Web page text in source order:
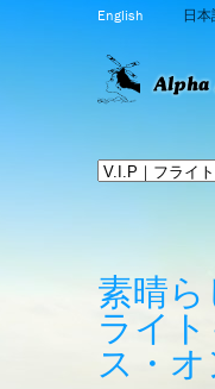
English 日本
素晴ら
ライ
ス・